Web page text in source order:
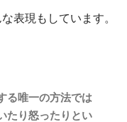
表現もしています。
る唯一の方法では
たり怒ったりとい